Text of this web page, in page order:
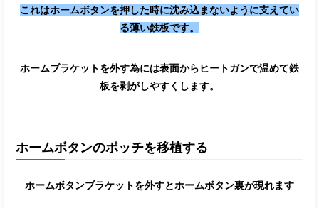
これはホームボタンを押した時に沈み込まないように支えてい
る薄い鉄板です。
ホームブラケットを外す為には表面からヒートガンで温めて鉄
板を剥がしやすくします。
ホームボタンのポッチを移植する
ホームボタンブラケットを外すとホームボタン裏が現れます